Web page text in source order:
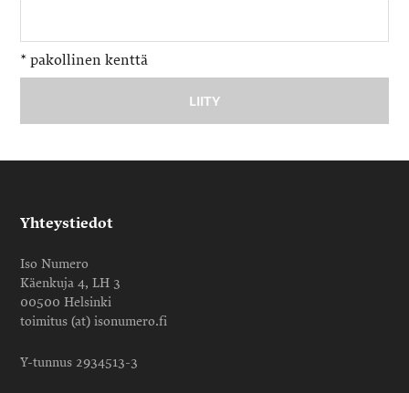
* pakollinen kenttä
Yhteystiedot
Iso Numero
Käenkuja 4, LH 3
00500 Helsinki
toimitus (at) isonumero.fi
Y-tunnus 2934513-3